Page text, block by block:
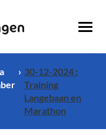
30-12-2024 :
Training
Langebaan en
Marathon